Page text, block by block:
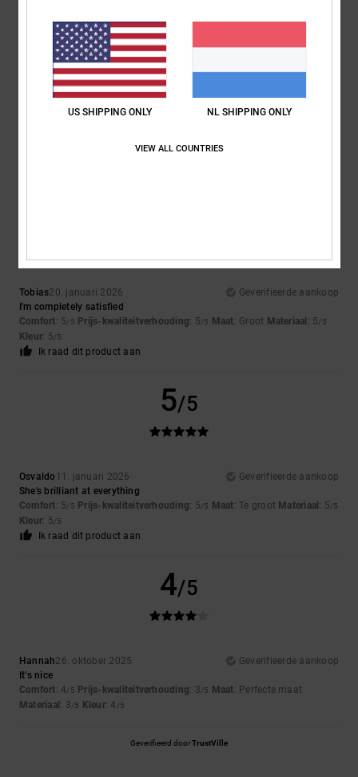
Maat
Te klein Te groot
Materiaal
Tobias20. januari 2026
Geverifieerde aankoop
I'm completely satisfied
Comfort: 5/5 Prijs-kwaliteitverhouding: 5/5 Maat: Groot Materiaal : 5/5
Kleur: 5/5
Ik raad dit product aan
5/5
Osvaldo11. januari 2026
Geverifieerde aankoop
She's brilliant at everything
Comfort: 5/5 Prijs-kwaliteitverhouding: 5/5 Maat: Te groot Materiaal : 5/5
Kleur: 5/5
Ik raad dit product aan
4/5
Hannah26. oktober 2025
Geverifieerde aankoop
It’s nice
Comfort: 4/5 Prijs-kwaliteitverhouding: 3/5 Maat: Perfecte maat
Materiaal : 3/5 Kleur: 4 /5
Geverifieerd doorTrustVille
US SHIPPING ONLY NL SHIPPING ONLY
VIEW ALL COUNTRIES